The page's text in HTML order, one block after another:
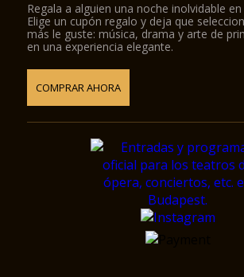
Regala a alguien una noche inolvidable
Elige un cupón regalo y deja que
más le guste: música, drama y arte de
en una experiencia elegante.
COMPRAR AHORA